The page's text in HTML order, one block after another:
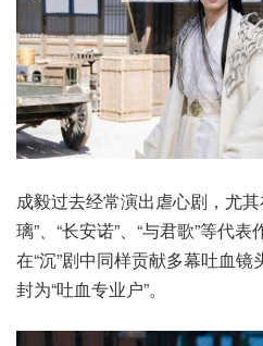
成毅过去经常演出虐心剧，尤其
璃”、“长安诺”、“与君歌”等代
在“沉”剧中同样贡献多幕吐血
封为“吐血专业户”。